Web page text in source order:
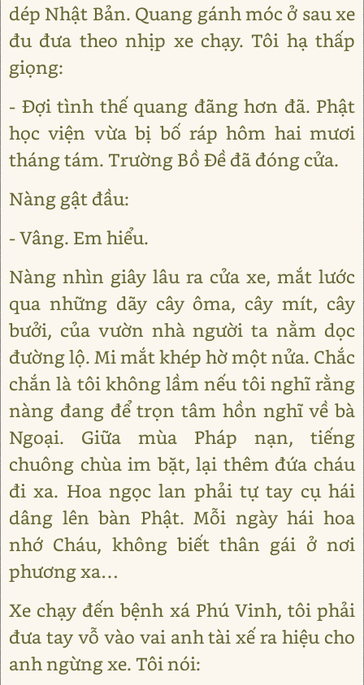
dép Nhật Bản. Quang gánh móc ở sau xe
đu đưa theo nhịp xe chạy. Tôi hạ thấp
giọng:
- Đợi tình thế quang đãng hơn đã. Phật
học viện vừa bị bố ráp hôm hai mươi
tháng tám. Trường Bồ Đề đã đóng cửa.
Nàng gật đầu:
- Vâng. Em hiểu.
Nàng nhìn giây lâu ra cửa xe, mắt lước
qua những dãy cây ôma, cây mít, cây
bưởi, của vườn nhà người ta nằm dọc
đường lộ. Mi mắt khép hờ một nửa. Chắc
chắn là tôi không lầm nếu tôi nghĩ rằng
nàng đang để trọn tâm hồn nghĩ về bà
Ngoại. Giữa mùa Pháp nạn, tiếng
chuông chùa im bặt, lại thêm đứa cháu
đi xa. Hoa ngọc lan phải tự tay cụ hái
dâng lên bàn Phật. Mỗi ngày hái hoa
nhớ Cháu, không biết thân gái ở nơi
phương xa…
Xe chạy đến bệnh xá Phú Vinh, tôi phải
đưa tay vỗ vào vai anh tài xế ra hiệu cho
anh ngừng xe. Tôi nói: